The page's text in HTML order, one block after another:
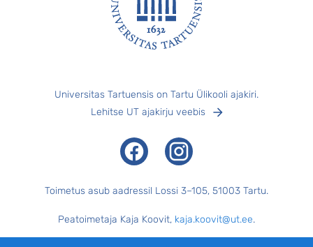
Universitas Tartuensis on Tartu Ülikooli ajakiri.
Lehitse UT ajakirju veebis
FacebookInstagram
Toimetus asub aadressil Lossi 3–105, 51003 Tartu.
Peatoimetaja Kaja Koovit, kaja.koovit@ut.ee.